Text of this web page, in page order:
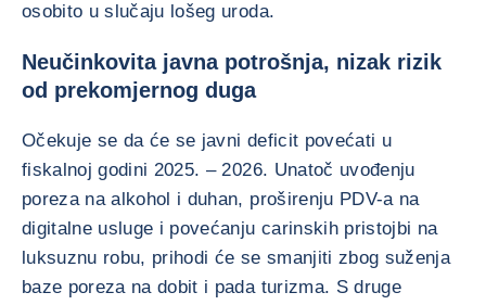
osobito u slučaju lošeg uroda.
Neučinkovita javna potrošnja, nizak rizik
od prekomjernog duga
Očekuje se da će se javni deficit povećati u
fiskalnoj godini 2025. – 2026. Unatoč uvođenju
poreza na alkohol i duhan, proširenju PDV-a na
digitalne usluge i povećanju carinskih pristojbi na
luksuznu robu, prihodi će se smanjiti zbog suženja
baze poreza na dobit i pada turizma. S druge